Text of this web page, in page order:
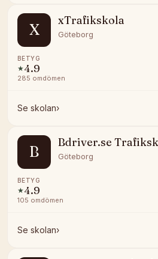
X
xTrafikskola
Göteborg
BETYG
★4.9
285 omdömen
Se skolan›
B
Bdriver.se
Göteborg
BETYG
★4.9
105 omdömen
Se skolan›